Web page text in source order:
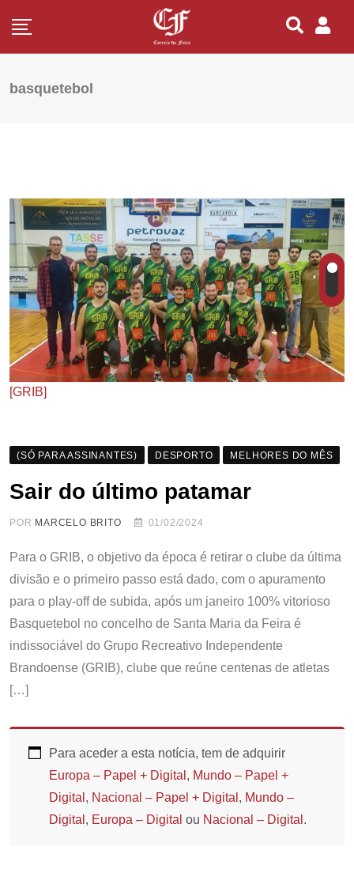
basquetebol
[GRIB]
(SÓ PARA ASSINANTES) DESPORTO MELHORES DO MÊS
Sair do último patamar
POR MARCELO BRITO 01/02/2024
Para o GRIB, o objetivo da época é retirar o clube da última
divisão e o primeiro passo está dado, com o apuramento
para o play-off de subida, após um janeiro 100% vitorioso
Basquetebol no concelho de Santa Maria da Feira é
indissociável do Grupo Recreativo Independente
Brandoense (GRIB), clube que reúne centenas de atletas
[…]
Para aceder a esta notícia, tem de adquirir
Europa – Papel + Digital , Mundo – Papel +
Digital , Nacional – Papel + Digital , Mundo –
Digital , Europa – Digital ou Nacional – Digital .